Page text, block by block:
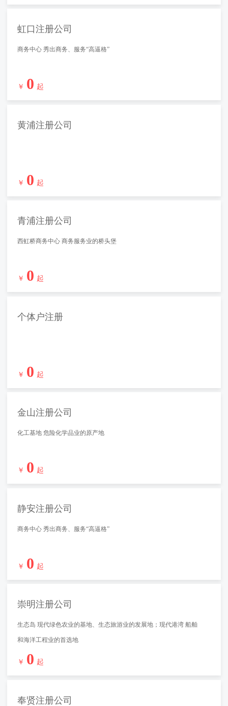
虹口注册公司
商务中心 秀出商务、服务“高逼格”
￥ 0 起
黄浦注册公司
￥ 0 起
青浦注册公司
西虹桥商务中心 商务服务业的桥头堡
￥ 0 起
个体户注册
￥ 0 起
金山注册公司
化工基地 危险化学品业的原产地
￥ 0 起
静安注册公司
商务中心 秀出商务、服务“高逼格”
￥ 0 起
崇明注册公司
生态岛 现代绿色农业的基地、生态旅游业的发展地；现代港湾 船舶
和海洋工程业的首选地
￥ 0 起
奉贤注册公司